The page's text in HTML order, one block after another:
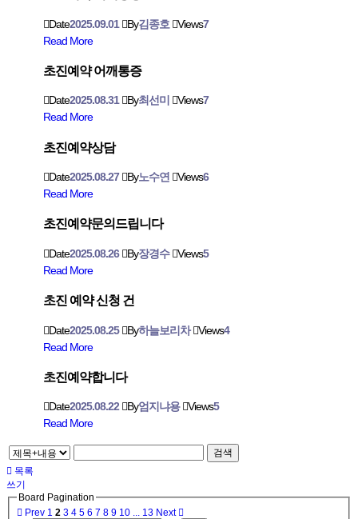
Date2025.09.01 By김종호 Views7
Read More
초진예약 어깨통증
Date2025.08.31 By최선미 Views7
Read More
초진예약상담
Date2025.08.27 By노수연 Views6
Read More
초진예약문의드립니다
Date2025.08.26 By장경수 Views5
Read More
초진 예약 신청 건
Date2025.08.25 By하늘보리차 Views4
Read More
초진예약합니다
Date2025.08.22 By엄지냐용 Views5
Read More
검색
목록
쓰기
Board Pagination
Prev 1 2 3 4 5 6 7 8 9 10 13 Next